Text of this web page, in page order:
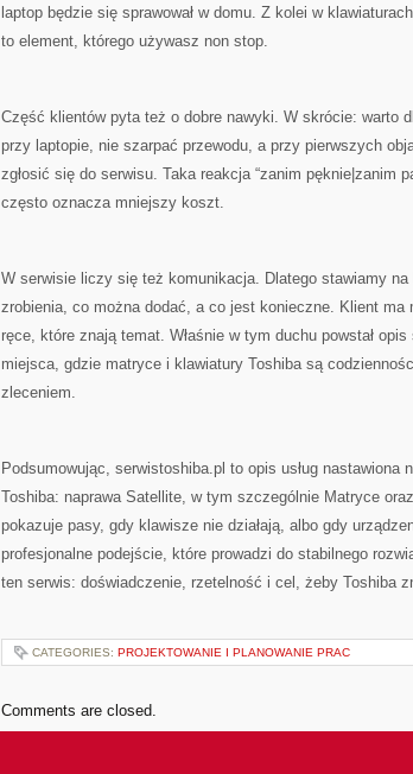
laptop będzie się sprawował w domu. Z kolei w
to element, którego używasz non stop.
Część klientów pyta też o dobre nawyki. W skrócie: warto
przy laptopie, nie szarpać przewodu, a przy pierwszych
zgłosić się do serwisu. Taka reakcja “zanim pęknie|zanim
często oznacza mniejszy koszt.
W serwisie liczy się też komunikacja. Dlatego stawiamy
zrobienia, co można dodać, a co jest konieczne. Klient
ręce, które znają temat. Właśnie w tym duchu powstał
miejsca, gdzie matryce i klawiatury Toshiba są
zleceniem.
Podsumowując, serwistoshiba.pl to opis usług nastawiona
Toshiba: naprawa Satellite, w tym szczególnie Matryce
pokazuje pasy, gdy klawisze nie działają, albo gdy
profesjonalne podejście, które prowadzi do stabilnego
ten serwis: doświadczenie, rzetelność i cel, żeby Toshiba
CATEGORIES: PROJEKTOWANIE I PLANOWANIE PRAC
Comments are closed.